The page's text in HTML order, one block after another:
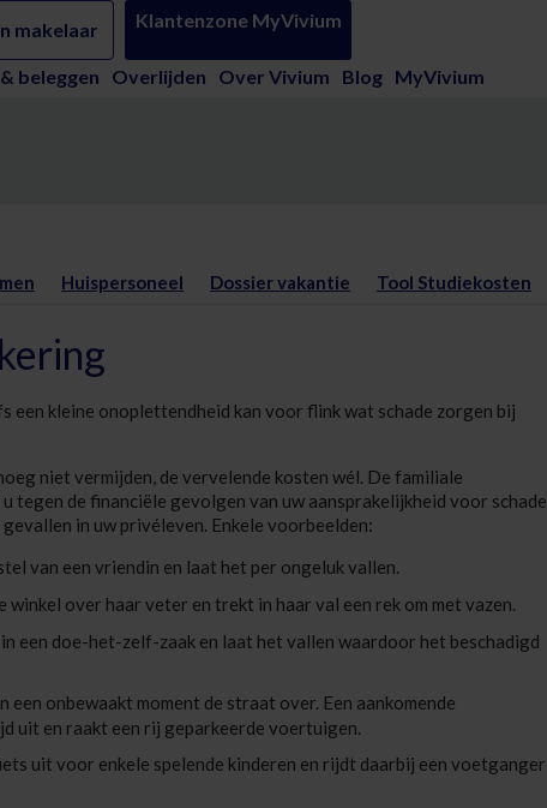
- Vivium
makelaar Klantenzone MyVivium
beleggen Overlijden Over Vivium Blog MyVivium
Huispersoneel Dossier vakantie Tool Studiekosten
een kleine onoplettendheid kan voor flink wat schade zorgen bij
niet vermijden, de vervelende kosten wél. De familiale
tegen de financiële gevolgen van uw aansprakelijkheid voor schade
in uw privéleven. Enkele voorbeelden:
van een vriendin en laat het per ongeluk vallen.
over haar veter en trekt in haar val een rek om met vazen.
een doe-het-zelf-zaak en laat het vallen waardoor het beschadigd
onbewaakt moment de straat over. Een aankomende
uit en raakt een rij geparkeerde voertuigen.
uit voor enkele spelende kinderen en rijdt daarbij een voetganger